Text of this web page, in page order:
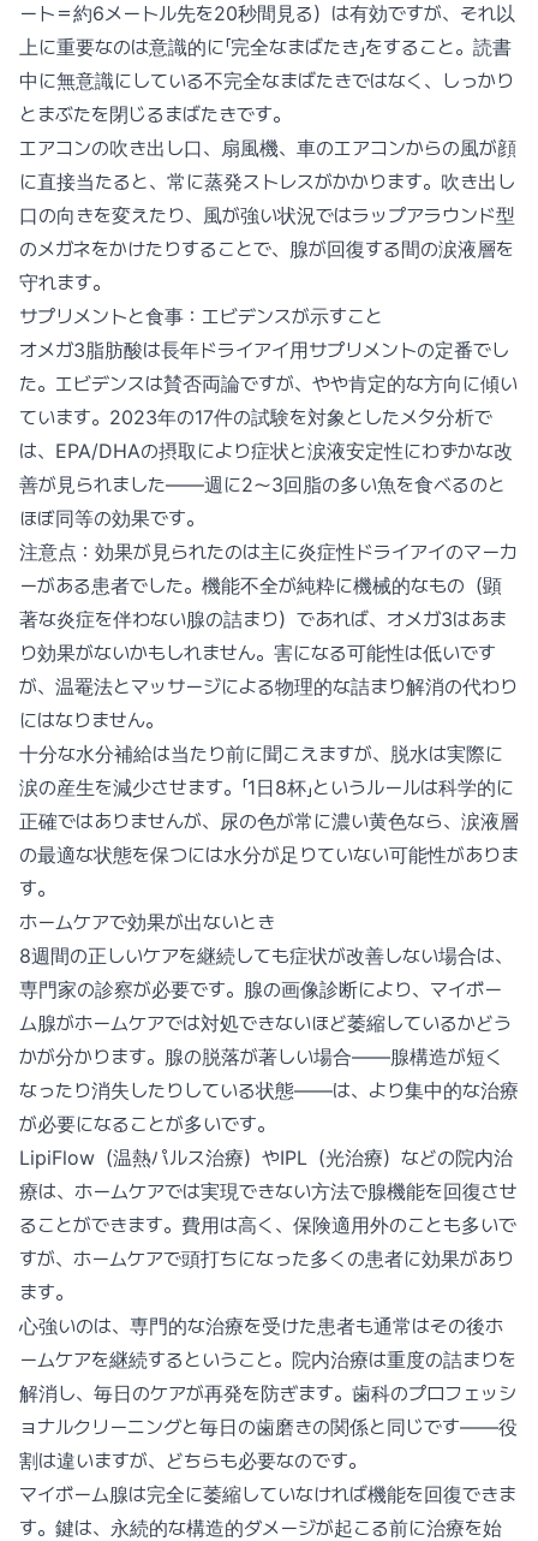
ート＝約6メートル先を20秒間見る）は有効ですが、それ以
上に重要なのは意識的に「完全なまばたき」をすること。読書
中に無意識にしている不完全なまばたきではなく、しっかり
とまぶたを閉じるまばたきです。
エアコンの吹き出し口、扇風機、車のエアコンからの風が顔
に直接当たると、常に蒸発ストレスがかかります。吹き出し
口の向きを変えたり、風が強い状況ではラップアラウンド型
のメガネをかけたりすることで、腺が回復する間の涙液層を
守れます。
サプリメントと食事：エビデンスが示すこと
オメガ3脂肪酸は長年ドライアイ用サプリメントの定番でし
た。エビデンスは賛否両論ですが、やや肯定的な方向に傾い
ています。2023年の17件の試験を対象としたメタ分析で
は、EPA/DHAの摂取により症状と涙液安定性にわずかな改
善が見られました——週に2〜3回脂の多い魚を食べるのと
ほぼ同等の効果です。
注意点：効果が見られたのは主に炎症性ドライアイのマーカ
ーがある患者でした。機能不全が純粋に機械的なもの（顕
著な炎症を伴わない腺の詰まり）であれば、オメガ3はあま
り効果がないかもしれません。害になる可能性は低いです
が、温罨法とマッサージによる物理的な詰まり解消の代わり
にはなりません。
十分な水分補給は当たり前に聞こえますが、脱水は実際に
涙の産生を減少させます。「1日8杯」というルールは科学的に
正確ではありませんが、尿の色が常に濃い黄色なら、涙液層
の最適な状態を保つには水分が足りていない可能性がありま
す。
ホームケアで効果が出ないとき
8週間の正しいケアを継続しても症状が改善しない場合は、
専門家の診察が必要です。腺の画像診断により、マイボー
ム腺がホームケアでは対処できないほど萎縮しているかどう
かが分かります。腺の脱落が著しい場合——腺構造が短く
なったり消失したりしている状態——は、より集中的な治療
が必要になることが多いです。
LipiFlow（温熱パルス治療）やIPL（光治療）などの院内治
療は、ホームケアでは実現できない方法で腺機能を回復させ
ることができます。費用は高く、保険適用外のことも多いで
すが、ホームケアで頭打ちになった多くの患者に効果があり
ます。
心強いのは、専門的な治療を受けた患者も通常はその後ホ
ームケアを継続するということ。院内治療は重度の詰まりを
解消し、毎日のケアが再発を防ぎます。歯科のプロフェッシ
ョナルクリーニングと毎日の歯磨きの関係と同じです——役
割は違いますが、どちらも必要なのです。
マイボーム腺は完全に萎縮していなければ機能を回復できま
す。鍵は、永続的な構造的ダメージが起こる前に治療を始